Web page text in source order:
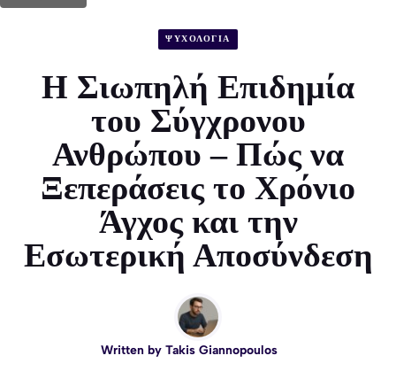
ΨΥΧΟΛΟΓΙΑ
Η Σιωπηλή Επιδημία
του Σύγχρονου
Ανθρώπου – Πώς να
Ξεπεράσεις το Χρόνιο
Άγχος και την
Εσωτερική Αποσύνδεση
Written by Takis Giannopoulos